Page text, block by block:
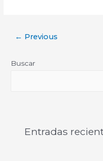
← Previous
Buscar
Entradas